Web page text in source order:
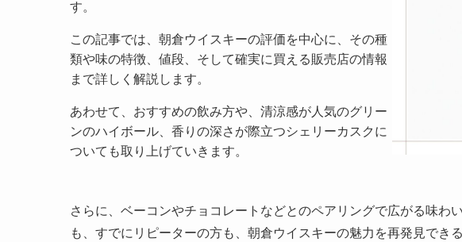
す。
この記事では、朝倉ウイスキーの評価を中心に、その種
類や味の特徴、値段、そして確実に買える販売店の情報
まで詳しく解説します。
あわせて、おすすめの飲み方や、清涼感が人気のグリー
ンのハイボール、香りの深さが際立つシェリーカスクに
ついても取り上げていきます。
さらに、ベーコンやチョコレートなどとのペアリングで広がる味わ
も、すでにリピーターの方も、朝倉ウイスキーの魅力を再発見でき